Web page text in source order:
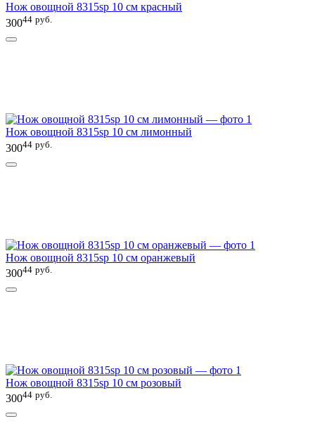
Нож овощной 8315sp 10 см красный
30044 руб.
Нож овощной 8315sp 10 см лимонный
30044 руб.
Нож овощной 8315sp 10 см оранжевый
30044 руб.
Нож овощной 8315sp 10 см розовый
30044 руб.